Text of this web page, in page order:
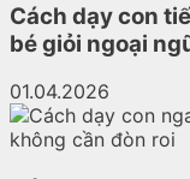
Cách dạy con
bé giỏi ngoại
01.04.2026